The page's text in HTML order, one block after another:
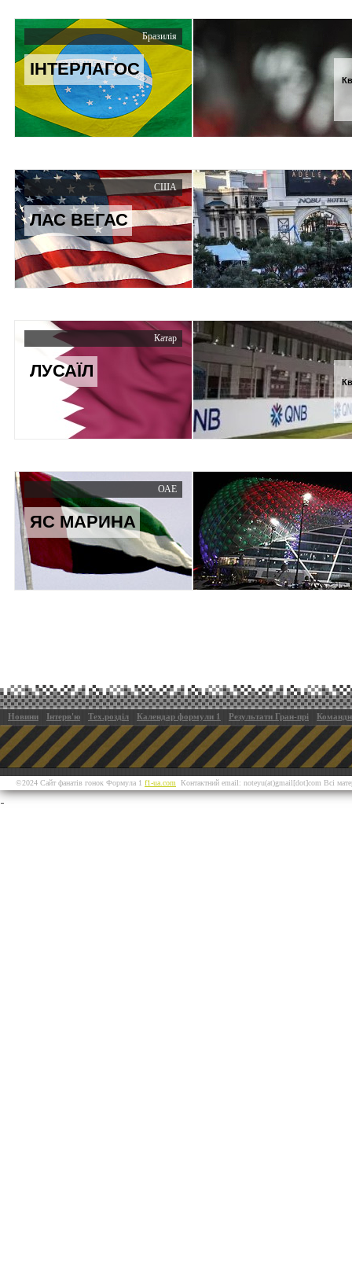
Бразилія
ІНТЕРЛАГОС
США
ЛАС ВЕГАС
Катар
ЛУСАЇЛ
ОАЕ
ЯС МАРИНА
Новини Інтерв'ю Тех.розділ Календар формули 1 Результати Гран-прі
©2024 Сайт фанатів гонок Формула 1 f1-ua.com Контактний email: noteyu(at)gmail[dot]com Всі